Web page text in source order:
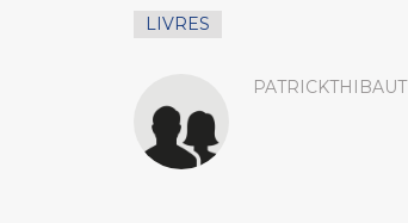
LIVRES
PATRICKTHIBAUT